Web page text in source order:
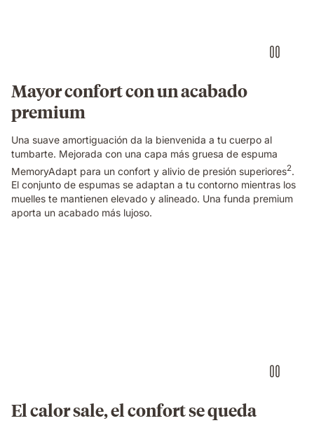
Pro
mattress,
showing
the
textured
cover
and
gold
trim
in
Mayor confort con un acabado
premium
Una suave amortiguación da la bienvenida a tu cuerpo al
tumbarte. Mejorada con una capa más gruesa de espuma
MemoryAdapt para un confort y alivio de presión superiores2
El conjunto de espumas se adaptan a tu contorno mientras los
muelles te mantienen elevado y alineado. Una funda premium
aporta un acabado más lujoso.
shown
on
El calor sale, el confort se queda